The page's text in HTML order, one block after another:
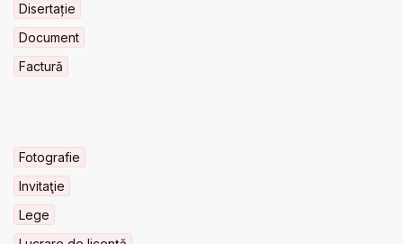
Disertație
Document
Factură
Fotografie
Invitaţie
Lege